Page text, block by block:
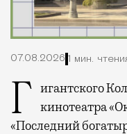
07.08.2026 1 мин.
Гигантского Колобка установили у кинотеатра
«Последний